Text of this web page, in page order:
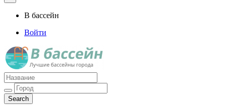
В бассейн
Войти
Лучшие бассейны города